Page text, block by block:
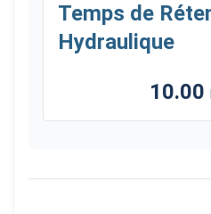
Temps de
Hydraulique
10.00